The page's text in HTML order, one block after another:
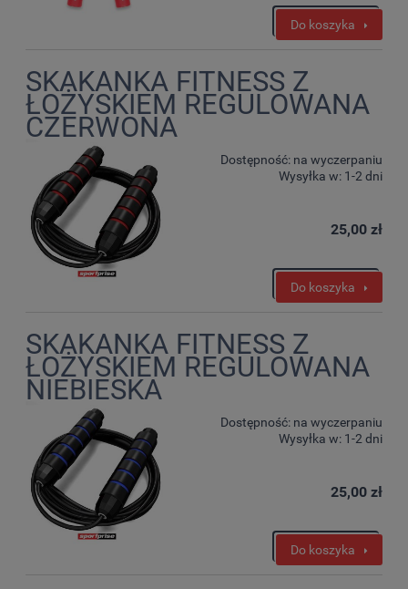
Do koszyka
SKAKANKA FITNESS Z
ŁOŻYSKIEM REGULOWANA
CZERWONA
Dostępność: na wyczerpaniu
Wysyłka w: 1-2 dni
25,00 zł
Do koszyka
SKAKANKA FITNESS Z
ŁOŻYSKIEM REGULOWANA
NIEBIESKA
Dostępność: na wyczerpaniu
Wysyłka w: 1-2 dni
25,00 zł
Do koszyka